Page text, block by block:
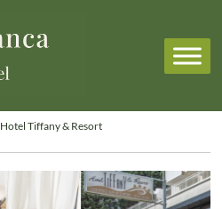
Hotel Tiffany & Resort